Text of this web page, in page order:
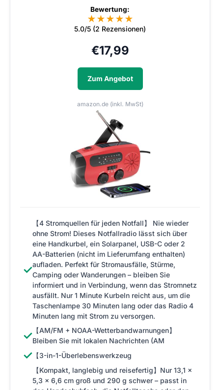
Bewertung:
★★★★★
5.0/5 (2 Rezensionen)
€17,99
Zum Angebot
amazon.de (inkl. MwSt)
✓
【4 Stromquellen für jeden Notfall】 Nie wieder
ohne Strom! Dieses Notfallradio lässt sich über
eine Handkurbel, ein Solarpanel, USB-C oder 2
AA-Batterien (nicht im Lieferumfang enthalten)
aufladen. Perfekt für Stromausfälle, Stürme,
Camping oder Wanderungen – bleiben Sie
informiert und in Verbindung, wenn das Stromnetz
ausfällt. Nur 1 Minute Kurbeln reicht aus, um die
Taschenlampe 30 Minuten lang oder das Radio 4
Minuten lang mit Strom zu versorgen.
✓ 【AM/FM + NOAA-Wetterbandwarnungen】
Bleiben Sie mit lokalen Nachrichten (AM
✓ 【3-in-1-Überlebenswerkzeug
【Kompakt, langlebig und reisefertig】Nur 13,1 x
5,3 x 6,6 cm groß und 290 g schwer – passt in